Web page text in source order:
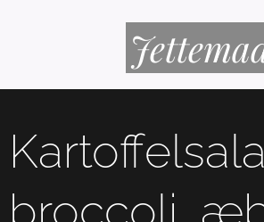
broccoli,